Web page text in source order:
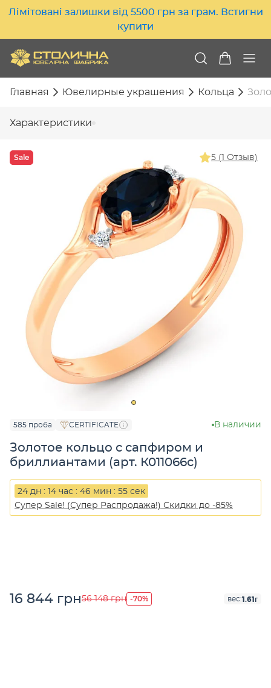
Лімітовані залишки від 5500 грн за грам. Встигни
купити
Главная Ювелирные украшения Кольца
Характеристики
Sale 5 (1 Отзыв)
585 проба CERTIFICATE В наличии
Золотое кольцо с сапфиром и
бриллиантами (арт. К011066с)
24 дн : 14 час : 46 мин : 55 сек
Супер Sale! (Супер Распродажа!) Скидки до -85%
16 844 грн56 148 грн -70% вес:1.61г